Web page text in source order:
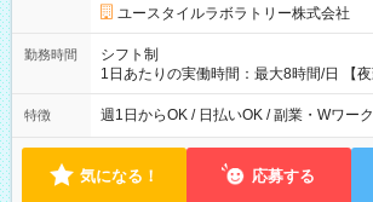
ユースタイルラボラトリー株式会社
勤務時間
シフト制
1日あたりの実働時間：最大8時間/日 【
00 ※週1日～OK ／ 夜勤専従 ＊＊ 勤務時間例 ＊＊ ■22時か
ら翌7時 ■23時から翌8時 ■24時から翌9時 など ※上
ます。 ※曜日固定（毎週同じ曜日での勤
特徴 週1日からOK / 日払いOK / 副業・Wワー
気になる！ 応募する